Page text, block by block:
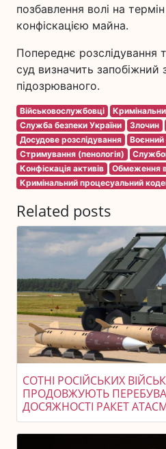
позбавлення волі на
конфіскацією майна.
Попереднє розслідування
суд визначить запобіжний
підозрюваного.
Військовослужбовці
Служба безпеки України
Злочин
Досудове розслідування
Воєнний
Стримування (пенологія)
Конфіскація активів
Обмеження в
Кримінальний процесуальний
Related posts
СОТНІ РОСІЙСЬКИХ
ПРОДОВЖУЮТЬ
ДОСЯЖНОСТІ РАКЕТ